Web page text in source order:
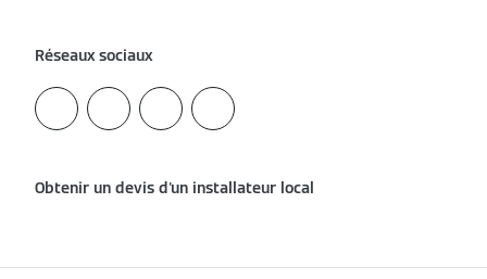
Réseaux sociaux
Obtenir un devis d'un installateur local